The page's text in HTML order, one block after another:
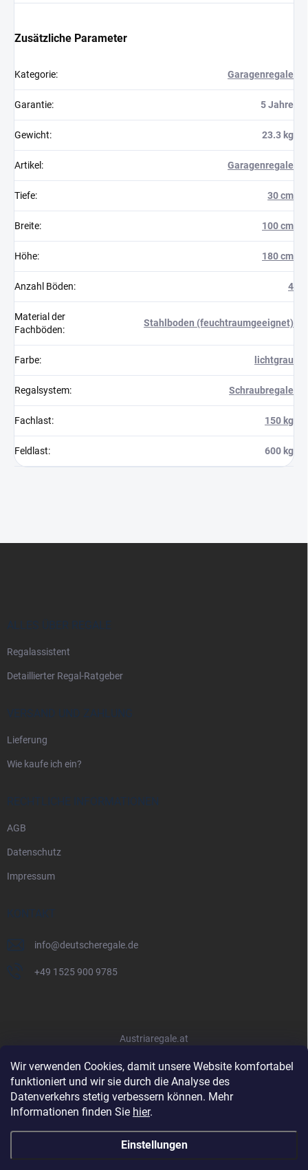
Wir verwenden Cookies, damit unsere Website komfortabel
funktioniert und wir sie durch die Analyse des
Datenverkehrs stetig verbessern können. Mehr
Informationen finden Sie hier.
Einstellungen
Zusätzliche Parameter
Kategorie: Garagenregale
Garantie: 5 Jahre
Gewicht: 23.3 kg
Artikel : Garagenregale
Tiefe: 30 cm
Breite: 100 cm
Höhe: 180 cm
Anzahl Böden: 4
Material der
Fachböden:
Stahlboden (feuchtraumgeeignet)
Farbe: lichtgrau
Regalsystem: Schraubregale
Fachlast: 150 kg
Feldlast: 600 kg
ALLES ÜBER REGALE
Regalassistent
Detaillierter Regal-Ratgeber
VERSAND UND ZAHLUNG
Lieferung
Wie kaufe ich ein?
RECHTLICHE INFORMATIONEN
AGB
Datenschutz
Impressum
KONTAKT
info@deutscheregale.de
+49 1525 900 9785
Austriaregale.at